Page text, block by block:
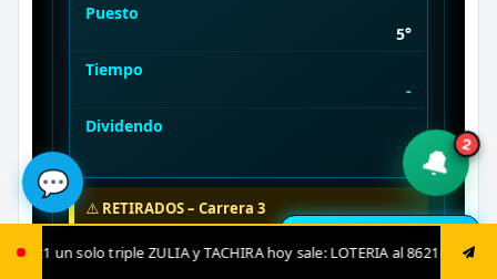
sale: LOTERIA al 8621 luego envía ya: ANIMAL al 8621 jugada fija:
Puesto
5°
Tiempo
-
Dividendo
-
⚠️ RETIRADOS – Carrera 3
#3 – ANY MOMENT
🔔
2
💬